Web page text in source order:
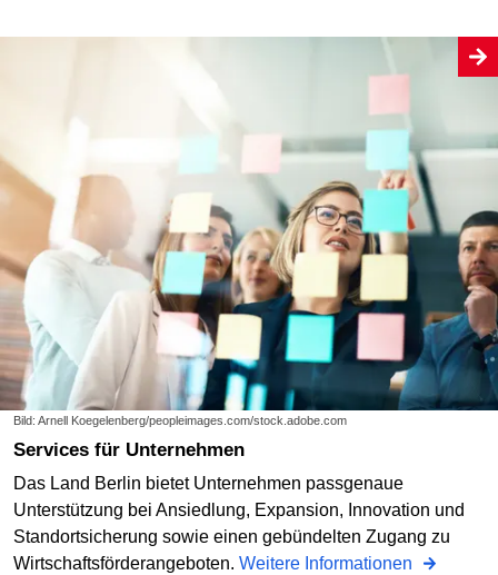
Bild: Arnell Koegelenberg/peopleimages.com/stock.adobe.com
Services für Unternehmen
Das Land Berlin bietet Unternehmen passgenaue
Unterstützung bei Ansiedlung, Expansion, Innovation und
Standortsicherung sowie einen gebündelten Zugang zu
Wirtschaftsförderangeboten. Weitere Informationen